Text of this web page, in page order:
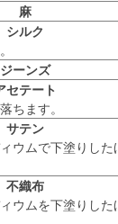
麻
シルク
ジーンズ
セテート
ちます。
サテン
ウムで下塗りした
不織布
ウムを下塗りした